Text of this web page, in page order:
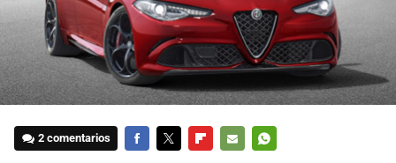
2 comentarios